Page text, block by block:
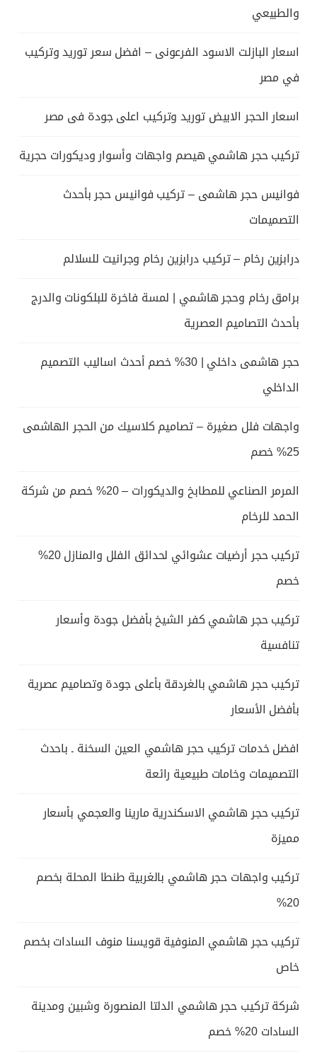
والطبيعي
اسعار البازلت الاسود الفرعونى – افضل سعر توريد وتركيب
في مصر
اسعار الحجر الابيض توريد وتركيب اعلى جودة فى مصر
تركيب حجر هاشمي هيصم واجهات وأسوار وديكورات حجرية
فوانيس حجر هاشمى – تركيب فوانيس حجر بأحدث
التصميمات
درابزين رخام – تركيب درابزين رخام وجرانيت للسلالم
برامق رخام وحجر هاشمي | لمسة فاخرة للبلكونات والدرج
بأحدث التصاميم العصرية
حجر هاشمى داخلي | 30% خصم أحدث اساليب التصميم
الداخلي
واجهات فلل صغيرة – تصاميم كلاسيك من الحجر الهاشمى
25% خصم
المرمر الصناعي للمطابخ والديكورات – 20% خصم من شركة
الحمد للرخام
تركيب حجر أرضيات عشوائي لحدائق الفلل والمنازل 20%
خصم
تركيب حجر هاشمي كفر الشيخ بأفضل جودة وأسعار
تنافسية
تركيب حجر هاشمي بالغردقة بأعلى جودة وتصاميم عصرية
بأفضل الأسعار
افضل خدمات تركيب حجر هاشمي العين السخنة ـ باحدث
التصميمات وخامات طبيعية رائعة
تركيب حجر هاشمي الاسكندرية مارينا والعجمي بأسعار
مميزة
تركيب واجهات حجر هاشمي بالغربية طنطا المحلة بخصم
20%
تركيب حجر هاشمي المنوفية قويسنا منوف السادات بخصم
خاص
شركة تركيب حجر هاشمي الدلتا المنصورة وشبين ومدينة
السادات 20% خصم